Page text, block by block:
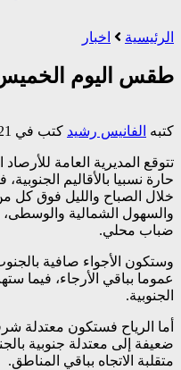
الرئيسية اخبار
طقس اليوم
كتبه الفانيس رشيد كتب في 21 أكتوبر 2021 - 7:43 ص
تتوقع المديرية العامة
حارة نسبيا بالأقاليم
خلال الصباح والليل فوق
والسهول الشمالية
ضباب محلي.
وستكون الأجواء صافية
عموما بباقي الأرجاء، فيما
الجنوبية.
أما الرياح فستكون معتدلة
ضعيفة إلى معتدلة جنوبية
متقلبة الاتجاه بباقي المناطق.